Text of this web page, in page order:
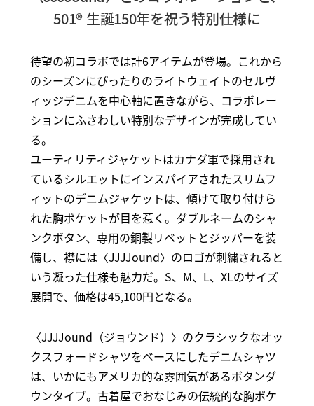
501® 生誕150年を祝う特別仕様に
待望の初コラボでは計6アイテムが登場。これから
のシーズンにぴったりのライトウェイトのセルヴ
ィッジデニムを中心軸に置きながら、コラボレー
ションにふさわしい特別なデザインが完成してい
る。
ユーティリティジャケットはカナダ軍で採用され
ているシルエットにインスパイアされたスリムフ
ィットのデニムジャケットは、傾けて取り付けら
れた胸ポケットが目を惹く。ダブルネームのシャ
ンクボタン、専用の銅製リベットとジッパーを装
備し、襟には〈JJJJound〉のロゴが刺繍されると
いう凝った仕様も魅力だ。S、M、L、XLのサイズ
展開で、価格は45,100円となる。
〈JJJJound（ジョウンド）〉のクラシックなオッ
クスフォードシャツをベースにしたデニムシャツ
は、いかにもアメリカ的な雰囲気があるボタンダ
ウンタイプ。古着屋でおなじみの伝統的な胸ポケ